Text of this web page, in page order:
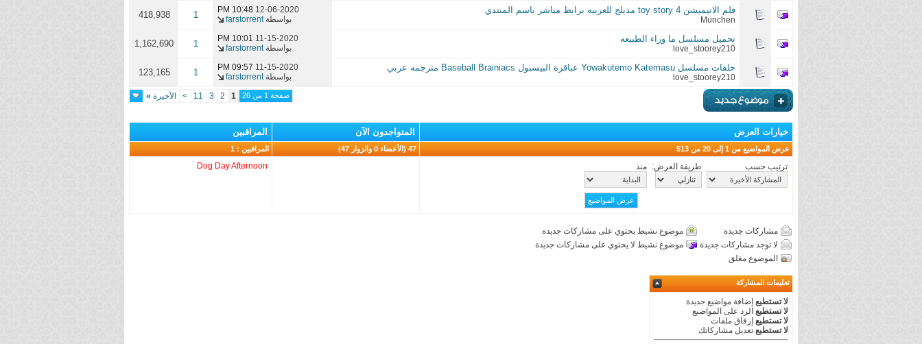
فلم الانيميشن toy story 4 مدبلج للعربيه برابط مباشر باسم المنتدي
Munchen
12-06-2020
10:48 PM
بواسطةfarstorrent
1
418,938
تحميل مسلسل ما وراء الطبيعه
love_stoorey210
11-15-2020
10:01 PM
بواسطةfarstorrent
1
1,162,690
حلقات مسلسل Yowakutemo Katemasu عباقرة البيسبول Baseball Brainiacs مترجمه عربي
love_stoorey210
11-15-2020
09:57 PM
بواسطةfarstorrent
1
123,165
صفحة 1 من 26 1
2
3
11
> الأخيرة »
خيارات العرض المتواجدون الآن المراقبين
عرض المواضيع من 1 إلى 20 من 513 47 (الأعضاء 0 والزوار 47) المراقبين : 1
ترتيب حسب طريقة العرض: منذ Dog Day Afternoon
مشاركات جديدة
موضوع نشيط يحتوي على مشاركات جديدة
لا توجد مشاركات جديدة
موضوع نشيط لا يحتوي على مشاركات جديدة
الموضوع مغلق
تعليمات المشاركة
لا تستطيع إضافة مواضيع جديدة
لا تستطيع الرد على المواضيع
لا تستطيع إرفاق ملفات
لا تستطيع تعديل مشاركاتك